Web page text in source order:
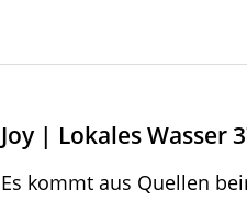
Joy | Lokales Wasser
Es kommt aus Quellen